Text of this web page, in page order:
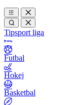
Tipsport liga
Futbal
Hokej
Basketbal